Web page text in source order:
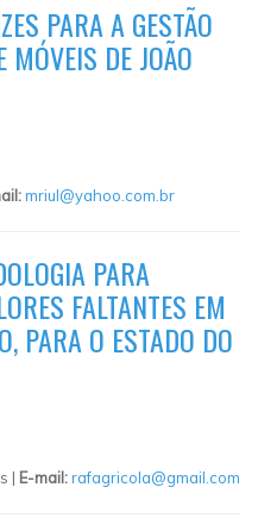
PARA A GESTÃO
MÓVEIS DE JOÃO
mriul@yahoo.com.br
PARA
FALTANTES EM
PARA O ESTADO DO
| E-mail:rafagricola@gmail.com